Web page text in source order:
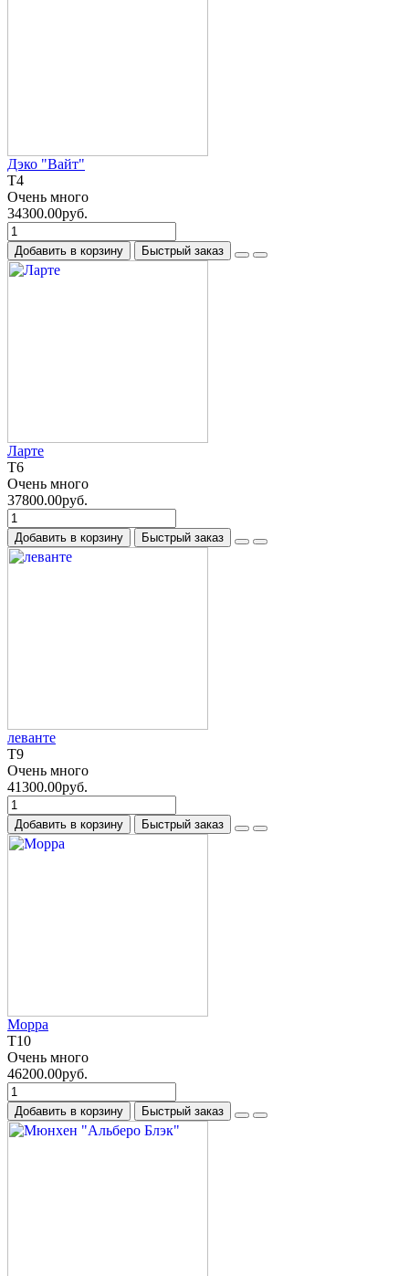
Дэко "Вайт"
T4
Очень много
34300.00руб.
Добавить в корзину Быстрый заказ
Ларте
T6
Очень много
37800.00руб.
Добавить в корзину Быстрый заказ
леванте
T9
Очень много
41300.00руб.
Добавить в корзину Быстрый заказ
Морра
T10
Очень много
46200.00руб.
Добавить в корзину Быстрый заказ